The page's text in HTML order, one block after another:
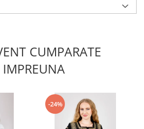
CUMPARATE
IMPREUNA
-24%